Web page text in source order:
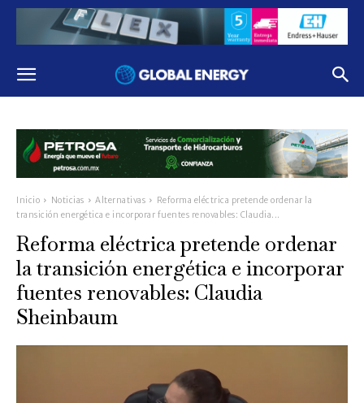
Inicio Noticias Alternativas
Reforma eléctrica pretende ordenar la
transición energética e incorporar fuentes renovables: Claudia...
Reforma eléctrica pretende ordenar
la transición energética e incorporar
fuentes renovables: Claudia
Sheinbaum